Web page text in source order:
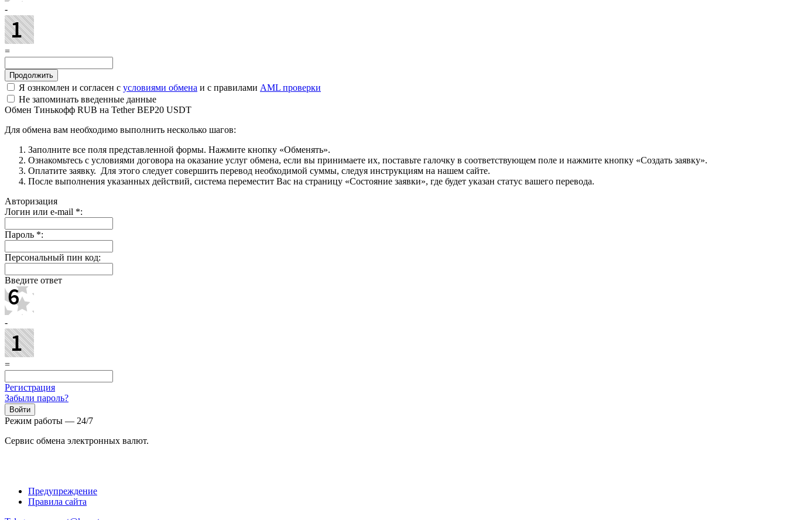
-
=
Я ознкомлен и согласен с условиями обмена и с правилами AML проверки
Не запоминать введенные данные
Обмен Тинькофф RUB на Tether BEP20 USDT
Для обмена вам необходимо выполнить несколько шагов:
Заполните все поля представленной формы. Нажмите кнопку «Обменять».
Ознакомьтесь с условиями договора на оказание услуг обмена, если вы принимаете их, поставьте галочку в соответствующем поле и нажмите кнопку «Создать заявку».
Оплатите заявку. Для этого следует совершить перевод необходимой суммы, следуя инструкциям на нашем сайте.
После выполнения указанных действий, система переместит Вас на страницу «Состояние заявки», где будет указан статус вашего перевода.
Авторизация
Логин или e-mail *:
Пароль *:
Персональный пин код:
Введите ответ
-
=
Регистрация
Забыли пароль?
Режим работы — 24/7
Сервис обмена электронных валют.
Предупреждение
Правила сайта